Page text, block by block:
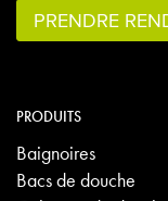
PRENDRE
PRODUITS
Baignoires
Bacs de douche